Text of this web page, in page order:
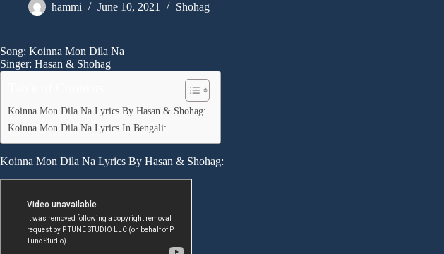
hammi June 10, 2021 Shohag
Song: Koinna Mon Dila Na
Singer: Hasan & Shohag
Koinna Mon Dila Na Lyrics By Hasan & Shohag:
Koinna Mon Dila Na Lyrics In Bengali:
Koinna Mon Dila Na Lyrics By Hasan & Shohag: